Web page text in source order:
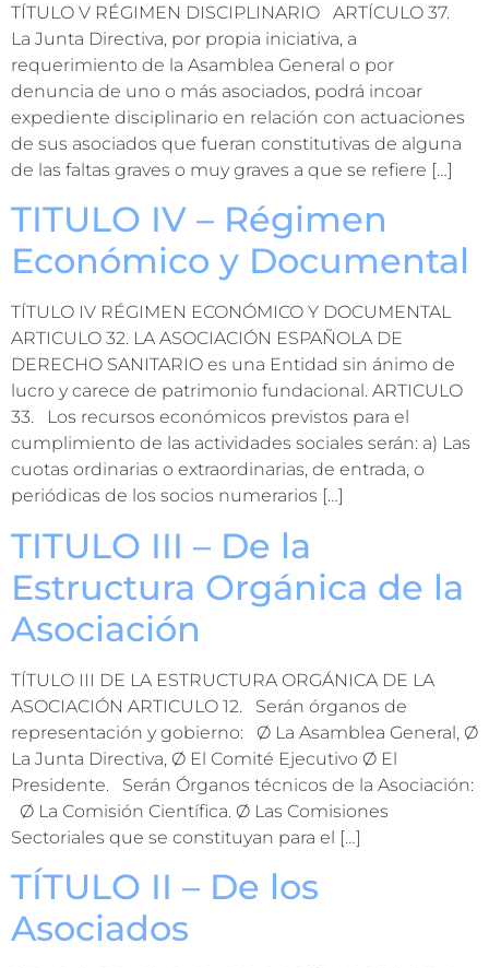
TÍTULO V RÉGIMEN DISCIPLINARIO ARTÍCULO 37.
La Junta Directiva, por propia iniciativa, a
requerimiento de la Asamblea General o por
denuncia de uno o más asociados, podrá incoar
expediente disciplinario en relación con actuaciones
de sus asociados que fueran constitutivas de alguna
de las faltas graves o muy graves a que se refiere […]
TITULO IV – Régimen
Económico y Documental
TÍTULO IV RÉGIMEN ECONÓMICO Y DOCUMENTAL
ARTICULO 32. LA ASOCIACIÓN ESPAÑOLA DE
DERECHO SANITARIO es una Entidad sin ánimo de
lucro y carece de patrimonio fundacional. ARTICULO
33. Los recursos económicos previstos para el
cumplimiento de las actividades sociales serán: a) Las
cuotas ordinarias o extraordinarias, de entrada, o
periódicas de los socios numerarios […]
TITULO III – De la
Estructura Orgánica de la
Asociación
TÍTULO III DE LA ESTRUCTURA ORGÁNICA DE LA
ASOCIACIÓN ARTICULO 12. Serán órganos de
representación y gobierno: Ø La Asamblea General, Ø
La Junta Directiva, Ø El Comité Ejecutivo Ø El
Presidente. Serán Órganos técnicos de la Asociación:
Ø La Comisión Científica. Ø Las Comisiones
Sectoriales que se constituyan para el […]
TÍTULO II – De los
Asociados